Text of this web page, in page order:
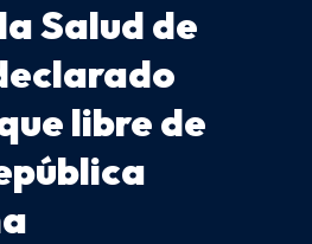
Salud de
libre de